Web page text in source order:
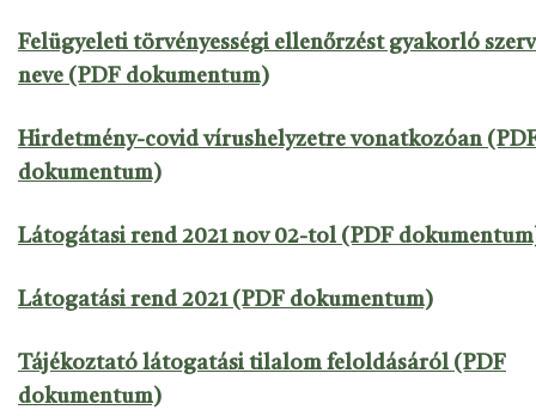
Felügyeleti törvényességi ellenőrzést gyakorló szerv
neve (PDF dokumentum)
Hirdetmény-covid vírushelyzetre vonatkozóan
dokumentum)
Látogátasi rend 2021 nov 02-tol (PDF
Látogatási rend 2021 (PDF dokumentum)
Tájékoztató látogatási tilalom feloldásáról (PDF
dokumentum)